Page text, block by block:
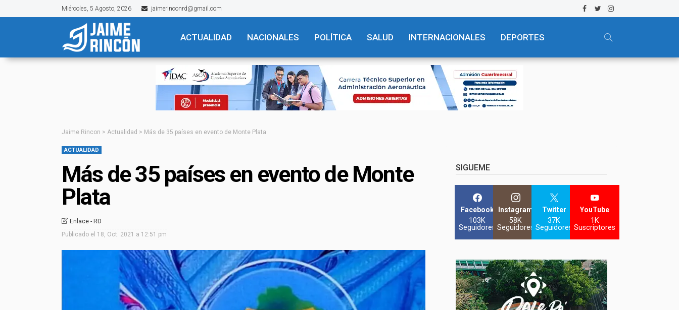
Miércoles, 5 Agosto, 2026 jaimerinconrd@gmail.com
ACTUALIDAD NACIONALES POLÍTICA SALUD INTERNACIONALES DEPORTES
Jaime Rincon > Actualidad > Más de 35 países en evento de Monte Plata
ACTUALIDAD
Más de 35 países en evento de Monte
Plata
Enlace - RD
Publicado el 18, Oct. 2021 a 12:51 pm
SIGUEME
Facebook
103K
Seguidores
Instagram
58K
Seguidores
Twitter
37K
Seguidores
YouTube
1K
Suscriptores